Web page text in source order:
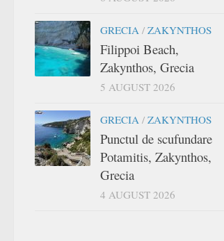
GRECIA / ZAKYNTHOS
Filippoi Beach,
Zakynthos, Grecia
5 AUGUST 2026
GRECIA / ZAKYNTHOS
Punctul de scufundare
Potamitis, Zakynthos,
Grecia
4 AUGUST 2026